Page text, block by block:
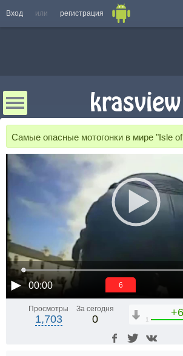
Вход или регистрация
Самые опасные мотогонки в мире "Isle
00:00 6
Просмотры
1,703
За сегодня
0 1